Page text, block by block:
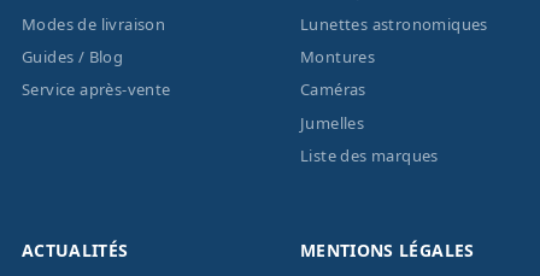
Modes de livraison
Guides / Blog
Service après-vente
Lunettes astronomiques
Montures
Caméras
Jumelles
Liste des marques
ACTUALITÉS MENTIONS LÉGALES